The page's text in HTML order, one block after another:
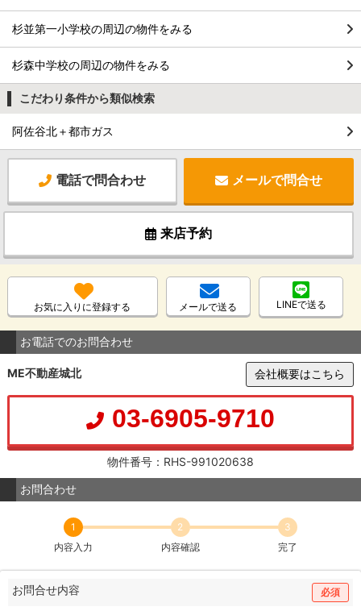
杉並第一小学校の周辺の物件をみる
杉森中学校の周辺の物件をみる
こだわり条件から類似検索
阿佐谷北＋都市ガス
電話で問合わせ メールで問合せ
来店予約
お気に入りに登録する メールで送る LINEで送る
お電話でのお問合わせ
ME不動産城北 会社概要はこちら
03-6905-9710
物件番号：RHS-991020638
お問合わせ
1
内容入力
2
内容確認
3
完了
お問合せ内容 必須